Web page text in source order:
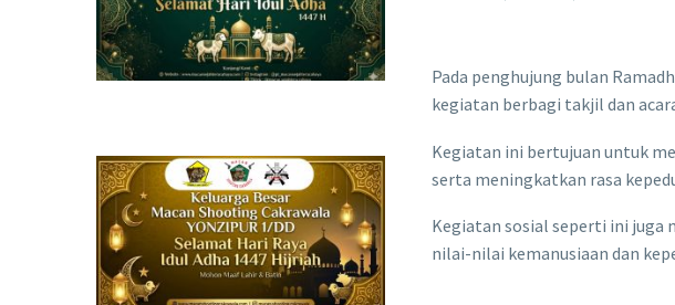
Pada penghujung bulan
kegiatan berbagi takjil dan
Kegiatan ini bertujuan untuk
serta meningkatkan rasa
Kegiatan sosial seperti ini juga
nilai-nilai kemanusiaan dan